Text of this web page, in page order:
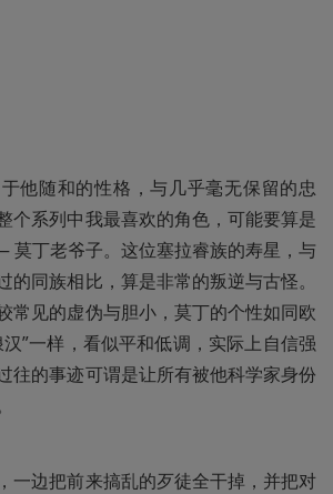
他随和的性格，与几乎毫无保留的忠
个系列中我最喜欢的角色，可能要算是
丁老爷子。这位塞拉睿族的寿星，与
的同族相比，算是非常的叛逆与古怪。
常见的虚伪与胆小，莫丁的个性如同欧
”一样，看似平和低调，实际上自信强
往的事迹可谓是让所有被他科学家身份
一边把前来搞乱的歹徒全干掉，并把对